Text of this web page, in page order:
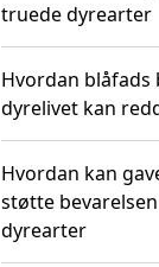
truede dyrearter
Hvordan
dyrelivet kan
Hvordan kan
støtte
dyrearter